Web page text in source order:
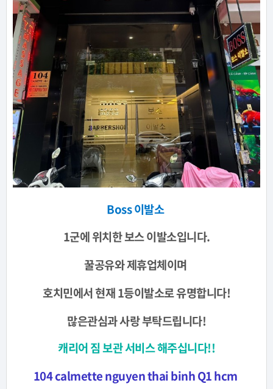
Boss 이발소
1군에 위치한 보스 이발소입니다.
꿀공유와 제휴업체이며
호치민에서 현재 1등이발소로 유명합니다!
많은관심과 사랑 부탁드립니다!
캐리어 짐 보관 서비스 해주십니다!!
104 calmette nguyen thai binh Q1 hcm